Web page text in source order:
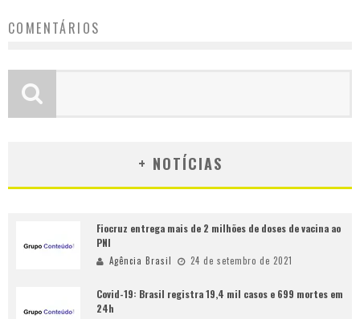
COMENTÁRIOS
+ NOTÍCIAS
Fiocruz entrega mais de 2 milhões de doses de vacina ao
PNI
Agência Brasil 24 de setembro de 2021
Covid-19: Brasil registra 19,4 mil casos e 699 mortes em
24h